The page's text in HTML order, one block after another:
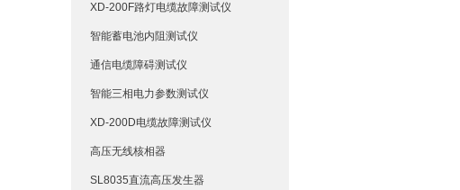
XD-200F路灯电缆故障测试仪
智能蓄电池内阻测试仪
通信电缆障碍测试仪
智能三相电力参数测试仪
XD-200D电缆故障测试仪
高压无线核相器
SL8035直流高压发生器